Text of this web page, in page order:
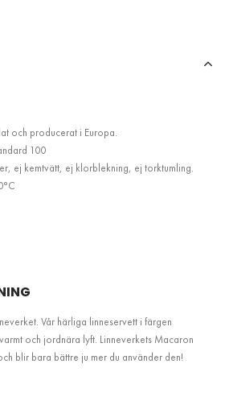
och producerat i Europa.
100
ej kemtvätt, ej klorblekning, ej torktumling.
Vår härliga linneservett i färgen
och jordnära lyft. Linneverkets Macaron
blir bara bättre ju mer du använder den!